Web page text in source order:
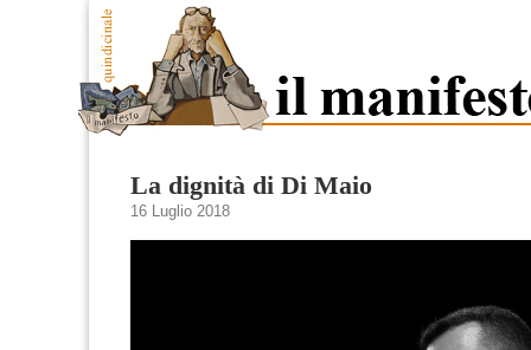
La dignità di Di Maio
16 Luglio 2018